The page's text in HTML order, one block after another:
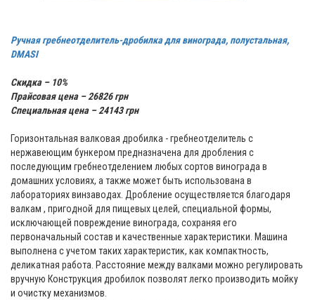
Ручная гребнеотделитель-дробилка для винограда, полустальная,
DMASI
Скидка – 10%
Прайсовая цена – 26826 грн
Специальная цена – 24143 грн
Горизонтальная валковая дробилка - гребнеотделитель с
нержавеющим бункером предназначена для дробления с
последующим гребнеотделением любых сортов винограда в
домашних условиях, а также может быть использована в
лабораториях винзаводах. Дробление осуществляется благодаря
валкам , пригодной для пищевых целей, специальной формы,
исключающей повреждение винограда, сохраняя его
первоначальный состав и качественные характеристики. Машина
выполнена с учетом таких характеристик, как компактность,
деликатная работа. Расстояние между валками можно регулировать
вручную Конструкция дробилок позволят легко производить мойку
и очистку механизмов.